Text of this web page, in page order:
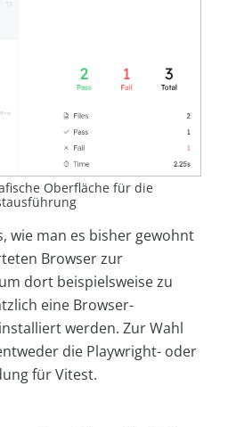
Oberfläche für die
wie man es bisher gewohnt
Browser zur
dort beispielsweise zu
eine Browser-
werden. Zur Wahl
die Playwright- oder
für Vitest.